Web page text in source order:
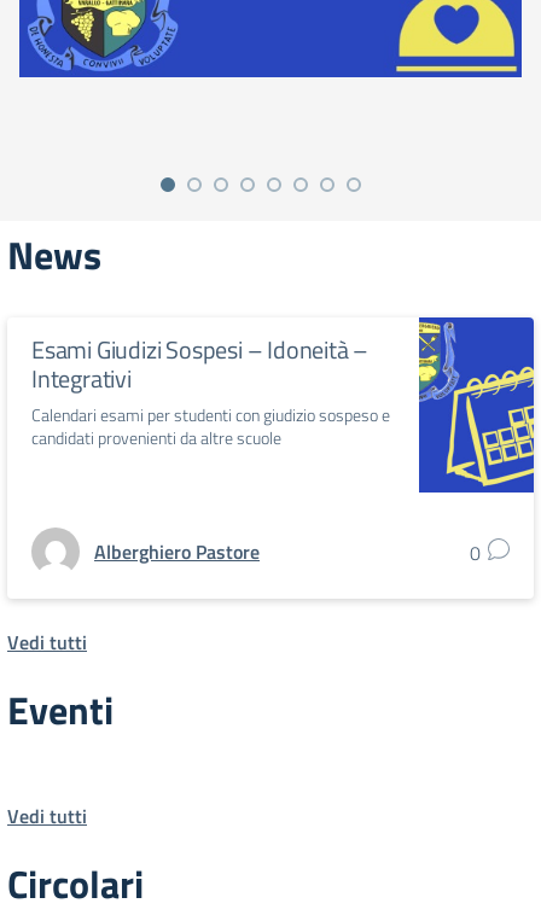
News
Esami Giudizi Sospesi – Idoneità –
Integrativi
Calendari esami per studenti con giudizio sospeso e
candidati provenienti da altre scuole
Alberghiero Pastore 0
Vedi tutti
Eventi
Vedi tutti
Circolari